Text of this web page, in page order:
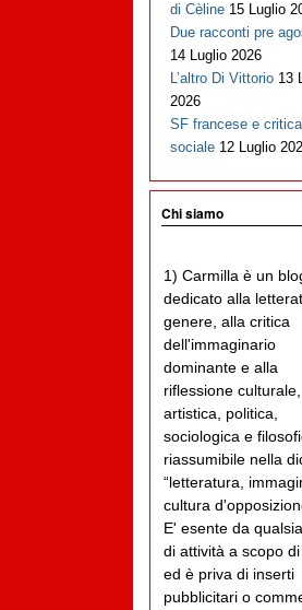
di Cèline 15 Luglio
Due racconti pre
14 Luglio 2026
L’altro Di Vittorio 13
2026
SF francese e critica
sociale 12 Luglio
Chi siamo
1) Carmilla è un
dedicato alla
genere, alla critica
dell'immaginario
dominante e alla
riflessione culturale,
artistica, politica,
sociologica e
riassumibile nella
“letteratura,
cultura
E' esente da
di attività a scopo
ed è priva di inserti
pubblicitari o